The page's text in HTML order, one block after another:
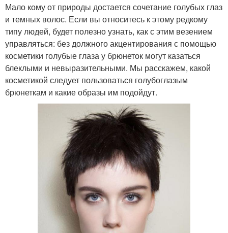
Мало кому от природы достается сочетание голубых глаз
и темных волос. Если вы относитесь к этому редкому
типу людей, будет полезно узнать, как с этим везением
управляться: без должного акцентирования с помощью
косметики голубые глаза у брюнеток могут казаться
блеклыми и невыразительными. Мы расскажем, какой
косметикой следует пользоваться голубоглазым
брюнеткам и какие образы им подойдут.